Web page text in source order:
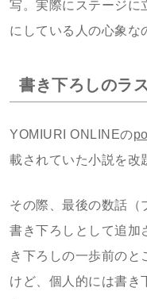
写。実際にステージに
にしている人の心象な
書き下ろしのラ
YOMIURI ONLINEの
載されていた小説を改
その際、最後の数話（
書き下ろしとして追加
き下ろしの一歩前のと
けど、個人的には書き